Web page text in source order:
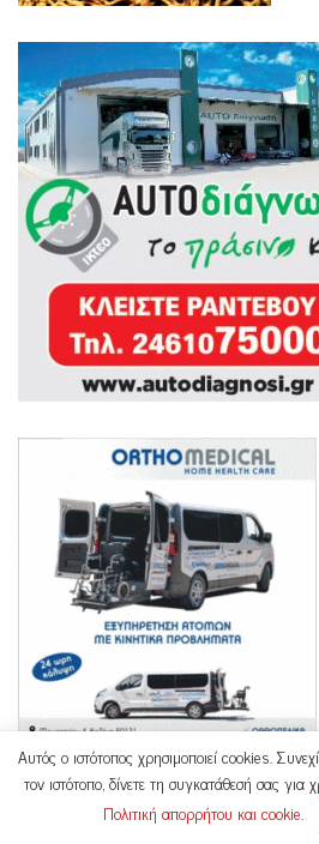
Αυτός ο ιστότοπος χρησιμοποιεί cookies.
τον ιστότοπο, δίνετε τη συγκατάθεσή σας για
Πολιτική απορρήτου και cookie.